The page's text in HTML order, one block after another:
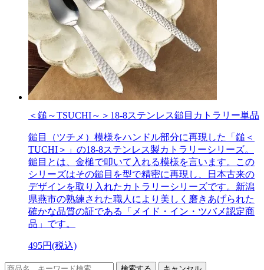
＜鎚～TSUCHI～＞18-8ステンレス鎚目カトラリー単品
鎚目（ツチメ）模様をハンドル部分に再現した「鎚＜
TUCHI＞」の18-8ステンレス製カトラリーシリーズ。
鎚目とは、金槌で叩いて入れる模様を言います。この
シリーズはその鎚目を型で精密に再現し、日本古来の
デザインを取り入れたカトラリーシリーズです。新潟
県燕市の熟練された職人により美しく磨きあげられた
確かな品質の証である「メイド・イン・ツバメ認定商
品」です。
495円(税込)